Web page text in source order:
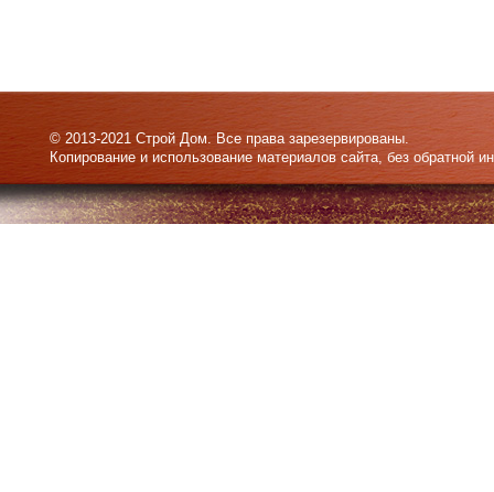
© 2013-2021 Строй Дом. Все права зарезервированы.
Копирование и использование материалов сайта, без обратной